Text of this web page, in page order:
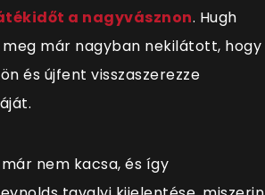
a nagyvásznon. Hugh
már nagyban nekilátott, hogy
és újfent visszaszerezze
nem kacsa, és így